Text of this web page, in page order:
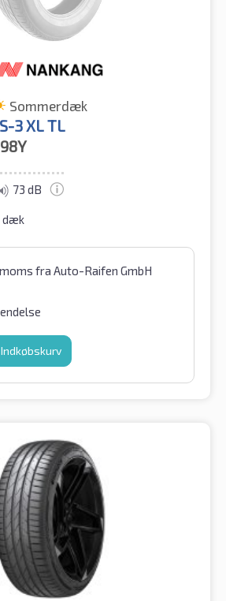
Sommerdæk
3 XL TL
98Y
73 dB
dæk
fra Auto-Raifen GmbH
Indkøbskurv